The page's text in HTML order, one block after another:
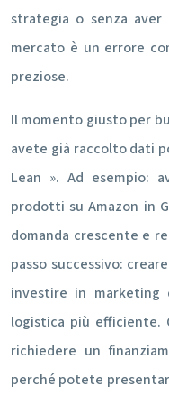
strategia o senza
mercato è un errore
preziose.
Il momento giusto per
avete già raccolto dati
Lean ». Ad esempio:
prodotti su Amazon in
domanda crescente e
passo successivo:
investire in
logistica più
richiedere un
perché potete